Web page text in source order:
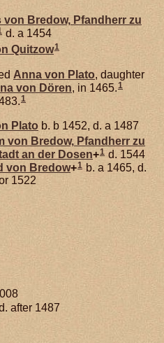
von Bredow, Pfandherr zu
d. a 1454
Quitzow1
Anna von Plato, daughter
von Dören, in 1465.1
1
Plato b. b 1452, d. a 1487
von Bredow, Pfandherr zu
an der Dosen+1 d. 1544
von Bredow+1 b. a 1465, d.
1522
after 1487